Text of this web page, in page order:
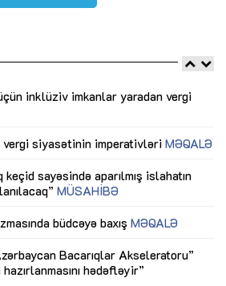
inklüziv imkanlar yaradan vergi
vergi siyasətinin imperativləri MƏQALƏ
sayəsində aparılmış islahatın
MÜSAHİBƏ
büdcəyə baxış MƏQALƏ
Bacarıqlar Akseleratoru”
hədəfləyir”